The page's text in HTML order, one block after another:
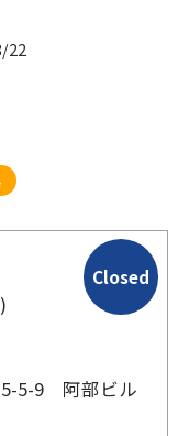
22
Closed
5-9 阿部ビル